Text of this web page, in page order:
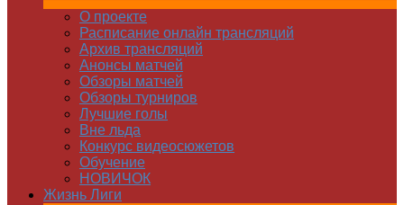
О проекте
Расписание онлайн трансляций
Архив трансляций
Анонсы матчей
Обзоры матчей
Обзоры турниров
Лучшие голы
Вне льда
Конкурс видеосюжетов
Обучение
НОВИЧОК
Жизнь Лиги